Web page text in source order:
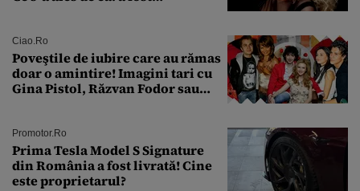
Ciao.ro
Poveştile de iubire care au rămas
doar o amintire! Imagini tari cu
Gina Pistol, Răzvan Fodor sau
Promotor.ro
Prima Tesla Model S Signature
din România a fost livrată! Cine
este proprietarul?